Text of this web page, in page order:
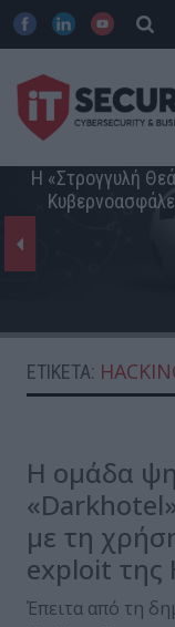
Η «Στρογγυλή
ΕΤΙΚΈΤΑ:
Η ομάδα
«Darkhotel»
με τη
exploit της
Έπειτα από τη